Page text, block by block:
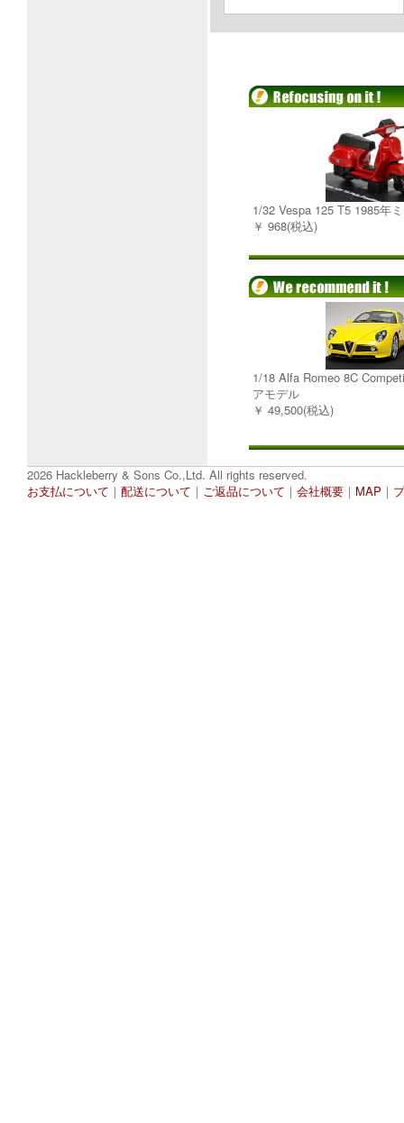
1/32 Vespa 125 T5 1985年
￥ 968(税込)
1/18 Alfa Romeo 8C
アモデル
￥ 49,500(税込)
2026 Hackleberry & Sons Co.,Ltd. All rights reserved.
お支払について ｜ 配送について ｜ ご返品について ｜ 会社概要 ｜ MAP ｜